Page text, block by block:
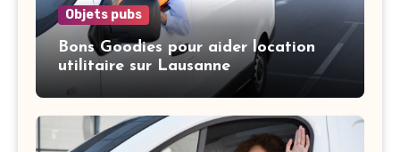
Objets pubs
Bons Goodies pour aider location
utilitaire sur Lausanne